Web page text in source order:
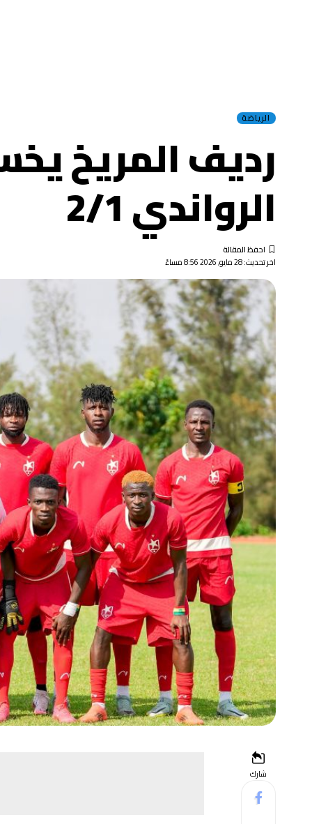
الرياضة
رديف المريخ
الرواندي 2/1
اخر تحديث: 28 مايو, 2026 8:56 مساءً
شارك